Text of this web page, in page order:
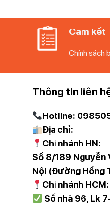
Cam kết
Chính sách
Thông tin liên
Hotline:
Địa chỉ:
Chi nhánh HN:
Số 8/189 Nguyễn
Nội (Đường Hồng
Chi nhánh HCM:
Số nhà 96, Lk